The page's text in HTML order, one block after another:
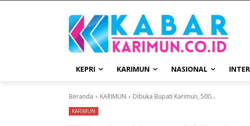
KEPRI KARIMUN NASIONAL
Beranda KARIMUN Dibuka Bupati Karimun, 500...
KARIMUN